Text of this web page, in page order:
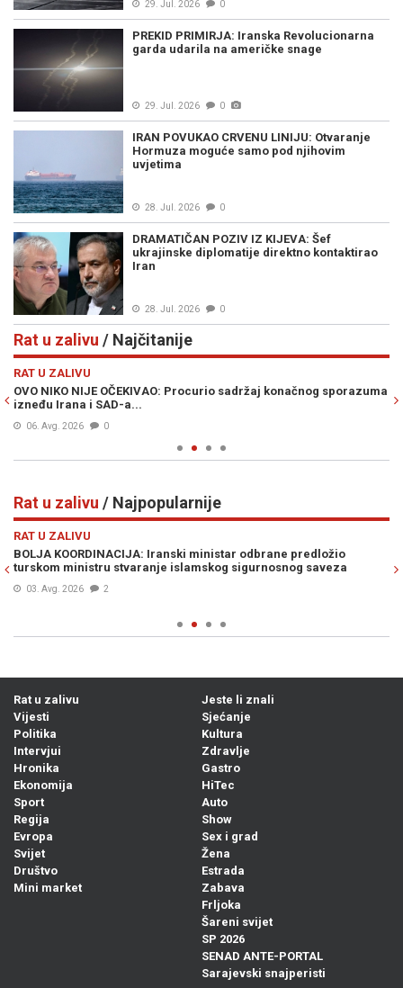
29. Jul. 2026 0
PREKID PRIMIRJA: Iranska Revolucionarna
garda udarila na američke snage
29. Jul. 2026 0
IRAN POVUKAO CRVENU LINIJU: Otvaranje
Hormuza moguće samo pod njihovim
uvjetima
28. Jul. 2026 0
DRAMATIČAN POZIV IZ KIJEVA: Šef
ukrajinske diplomatije direktno kontaktirao
Iran
28. Jul. 2026 0
Rat u zalivu / Najčitanije
RAT U ZALIVU
OVO NIKO NIJE OČEKIVAO: Procurio sadržaj konačnog sporazuma
izneđu Irana i SAD-a...
06. Avg. 2026 0
Rat u zalivu / Najpopularnije
i
RAT U ZALIVU
BOLJA KOORDINACIJA: Iranski ministar odbrane predložio
turskom ministru stvaranje islamskog sigurnosnog saveza
03. Avg. 2026 2
Rat u zalivu
Vijesti
Politika
Intervjui
Hronika
Ekonomija
Sport
Regija
Evropa
Svijet
Društvo
Mini market
Jeste li znali
Sjećanje
Kultura
Zdravlje
Gastro
HiTec
Auto
Show
Sex i grad
Žena
Estrada
Zabava
Frljoka
Šareni svijet
SP 2026
SENAD ANTE-PORTAL
Sarajevski snajperisti